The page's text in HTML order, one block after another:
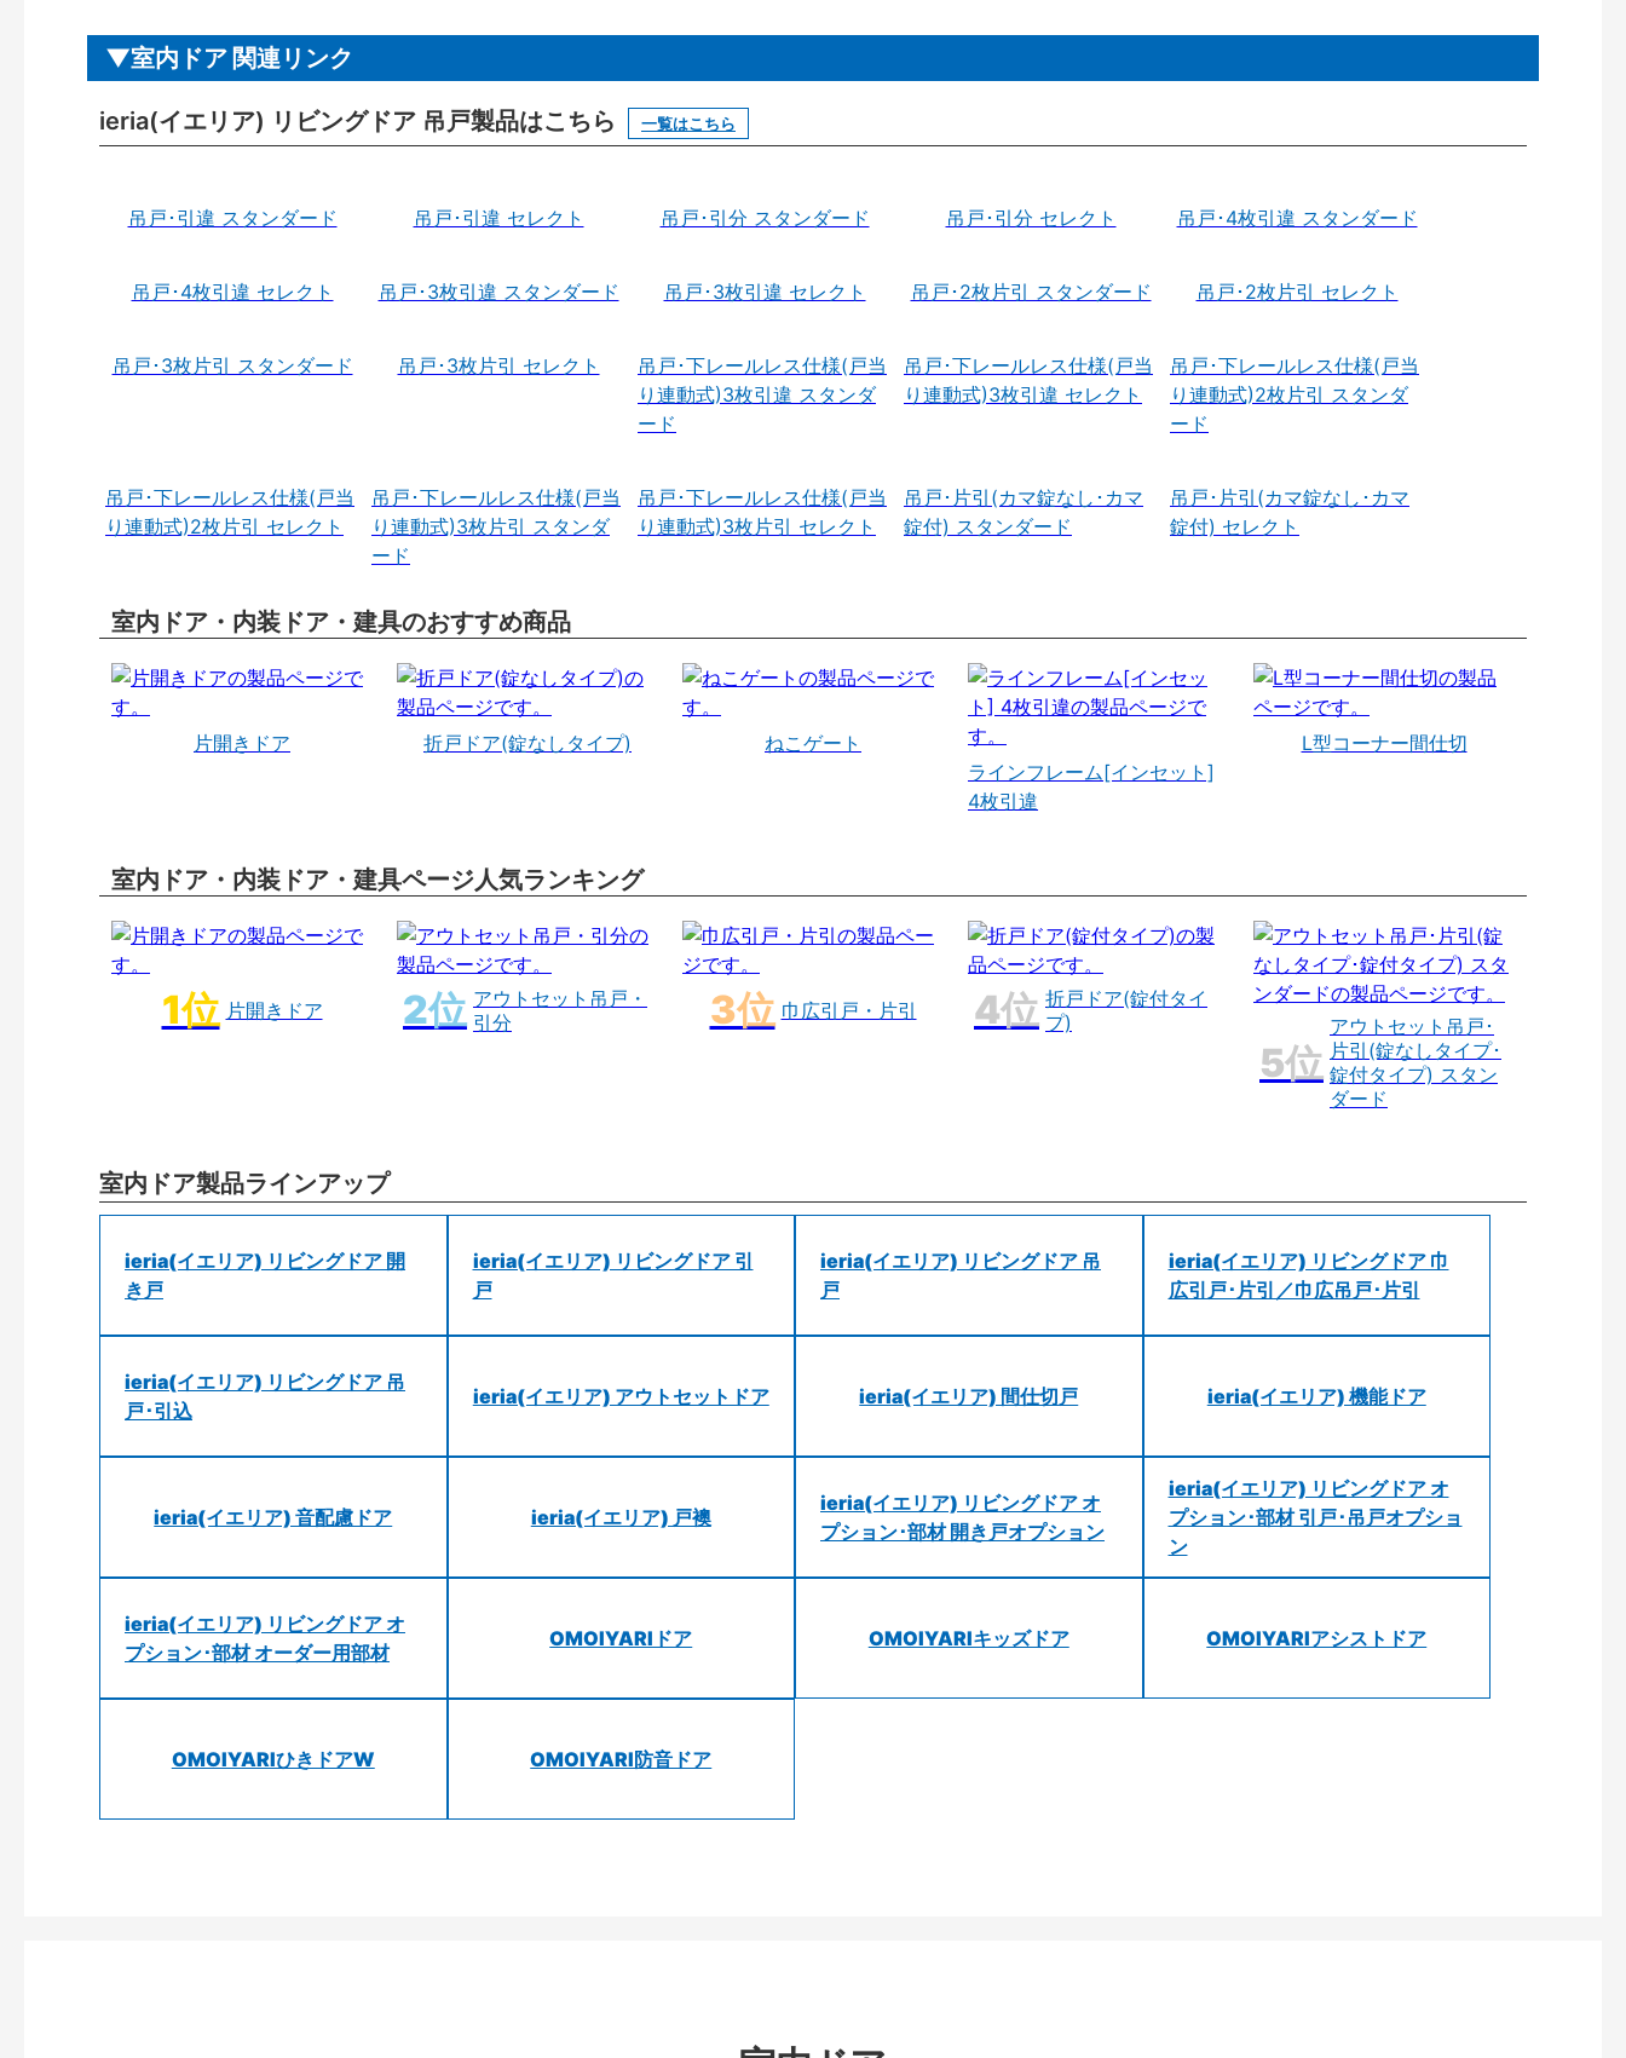
室内ドア 関連リンク
ieria(イエリア) リビングドア 吊戸製品はこちら 一覧はこちら
吊戸･引違 スタンダード 吊戸･引違 セレクト 吊戸･引分 スタンダード 吊戸･引分 セレクト 吊戸･4枚引違 スタンダード
吊戸･4枚引違 セレクト 吊戸･3枚引違 スタンダード 吊戸･3枚引違 セレクト 吊戸･2枚片引 スタンダード 吊戸･2枚片引 セレクト
吊戸･3枚片引 スタンダード 吊戸･3枚片引 セレクト
吊戸･下レールレス仕様(戸当
り連動式)3枚引違 スタンダ
ード
吊戸･下レールレス仕様(戸当
り連動式)3枚引違 セレクト
吊戸･下レールレス仕様(戸当
り連動式)2枚片引 スタンダ
ード
吊戸･下レールレス仕様(戸当
り連動式)2枚片引 セレクト
吊戸･下レールレス仕様(戸当
り連動式)3枚片引 スタンダ
ード
吊戸･下レールレス仕様(戸当
り連動式)3枚片引 セレクト
吊戸･片引(カマ錠なし･カマ
錠付) スタンダード
吊戸･片引(カマ錠なし･カマ
錠付) セレクト
室内ドア・内装ドア・建具のおすすめ商品
片開きドア 折戸ドア(錠なしタイプ)
ねこゲート
ラインフレーム[インセット]
4枚引違
L型コーナー間仕切
室内ドア・内装ドア・建具ページ人気ランキング
片開きドア
アウトセット吊戸・
引分
巾広引戸・片引
折戸ドア(錠付タイ
プ)
アウトセット吊戸･
片引(錠なしタイプ･
錠付タイプ) スタン
ダード
室内ドア製品ラインアップ
ieria(イエリア) リビングドア 開
き戸
ieria(イエリア) リビングドア 引
戸
ieria(イエリア) リビングドア 吊
戸
ieria(イエリア) リビングドア 巾
広引戸･片引／巾広吊戸･片引
ieria(イエリア) リビングドア 吊
戸･引込
ieria(イエリア) アウトセットドア ieria(イエリア) 間仕切戸 ieria(イエリア) 機能ドア
ieria(イエリア) 音配慮ドア ieria(イエリア) 戸襖
ieria(イエリア) リビングドア オ
プション･部材 開き戸オプション
ieria(イエリア) リビングドア オ
プション･部材 引戸･吊戸オプショ
ン
ieria(イエリア) リビングドア オ
プション･部材 オーダー用部材
OMOIYARIドア OMOIYARIキッズドア OMOIYARIアシストドア
OMOIYARIひきドアW OMOIYARI防音ドア